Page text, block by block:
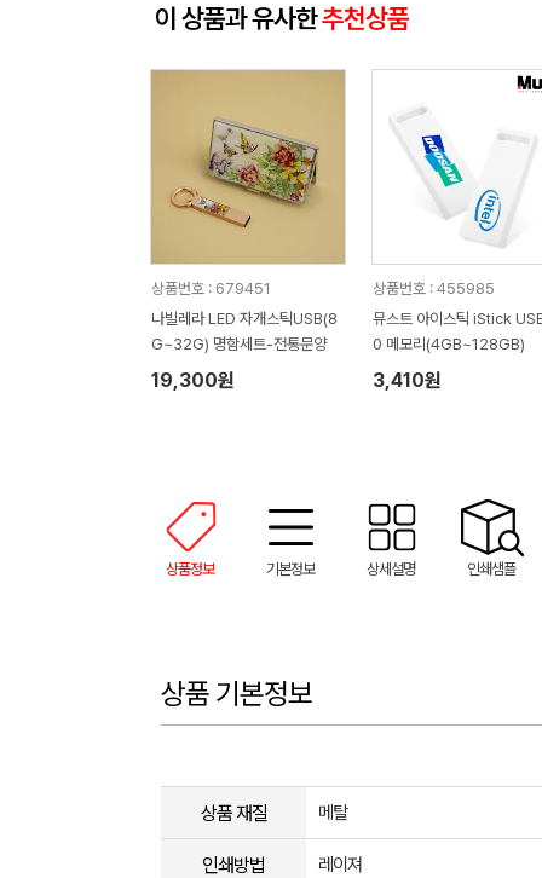
이 상품과 유사한추천상품
상품번호 : 679451
나빌레라 LED 자개스틱USB(8
G~32G) 명함세트-전통문양
19,300원
상품번호 : 455985
뮤스트 아이스틱 iStick
0 메모리(4GB~128GB)
3,410원
상품정보 기본정보 상세설명 인쇄샘플
상품 기본정보
상품 재질 메탈
인쇄방법 레이져